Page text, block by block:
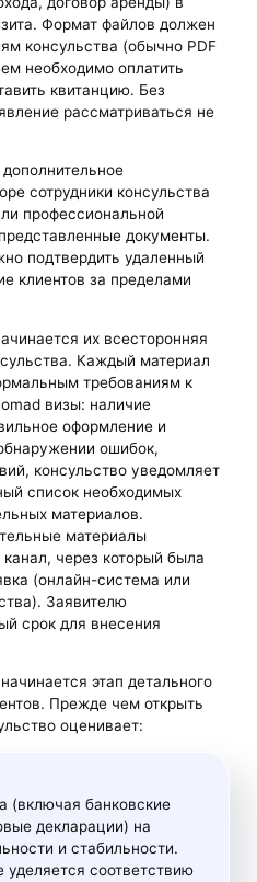
Формат файлов должен
консульства (обычно PDF
необходимо оплатить
квитанцию. Без
рассматриваться не
сотрудники консульства
профессиональной
документы.
подтвердить удаленный
клиентов за пределами
их всесторонняя
Каждый материал
требованиям к
визы: наличие
оформление и
ошибок,
консульство уведомляет
список необходимых
материалов.
материалы
через который была
(онлайн-система или
Заявителю
срок для внесения
этап детального
Прежде чем открыть
оценивает:
(включая банковские
декларации) на
и стабильности.
соответствию